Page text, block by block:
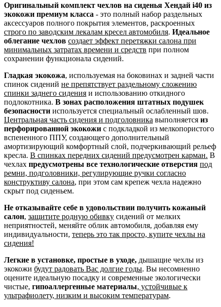
Оригинальный комплект чехлов на сиденья Хендай i40 из
экокожи премиум класса - это полный набор раздельных
аксессуаров полного покрытия элементов, раскроенных
строго по заводским лекалам кресел автомобиля. Идеальное
облегание чехлов создает эффект перетяжки салона при
минимальных затратах времени и средств при полном
сохранении функционала сидений.
Гладкая экокожа, используемая на боковинах и задней части
спинок сидений не препятствует раздельному сложению
спинки заднего сидения и использованию откидного
подлокотника. В зонах расположения штатных подушек
безопасности используется специальный ослабленный шов.
Центральная часть сидения и подголовника выполняется из
перфорированной экокожи с подкладкой из мелкопористого
вспененного ППУ, создающего дополнительный
амортизирующий комфортный слой, подчеркивающий рельеф
кресла. В спинках передних сидений предусмотрен карман. В
чехлах предусмотрены все технологические отверстия под
ремни, подголовники, регулирующие ручки согласно
конструктиву салона, при этом сам крепеж чехла надежно
скрыт под сиденьем.
Не отказывайте себе в удовольствии получить кожаный
салон, защитите родную обивку сидений от мелких
неприятностей, меняйте облик автомобиля, добавляя ему
индивидуальности, теперь это так просто, купите чехлы на
сидения!
Легкие в установке, простые в уходе, дышащие чехлы из
экокожи будут радовать Вас долгие годы. Вы несомненно
оцените идеальную посадку и современные экологически
чистые, гипоаллергенные материалы, устойчивые к
ультрафиолету, низким и высоким температурам.